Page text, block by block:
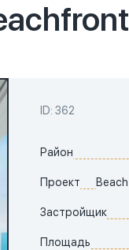
ID: 362
Район
Проект
Застройщик
Площадь